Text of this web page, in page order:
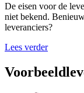
De eisen voor de
niet bekend.
leveranciers?
Lees verder